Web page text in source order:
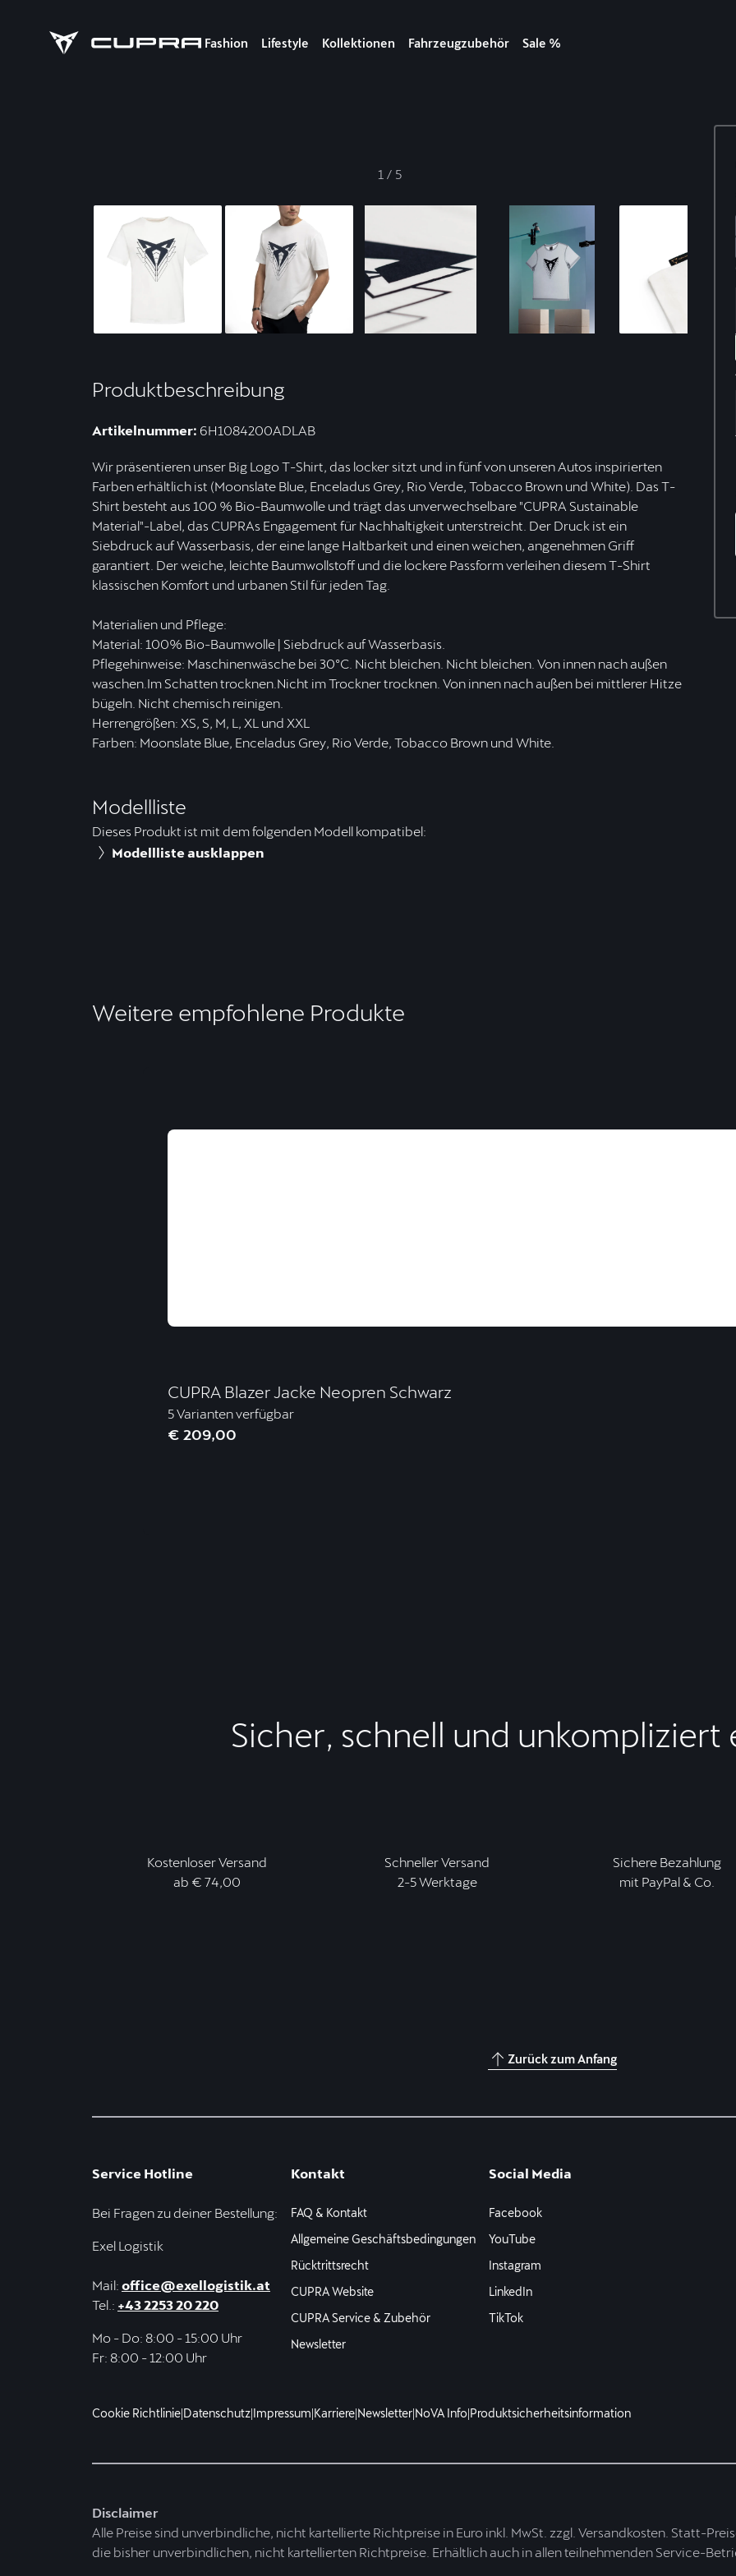
Fashion Lifestyle Kollektionen Fahrzeugzubehör Sale %
1 / 5
Produktbeschreibung
Artikelnummer: 6H1084200ADLAB
Wir präsentieren unser Big Logo T-Shirt, das locker sitzt und in fünf von unseren Autos inspirierten
Farben erhältlich ist (Moonslate Blue, Enceladus Grey, Rio Verde, Tobacco Brown und White). Das T-
Shirt besteht aus 100 % Bio-Baumwolle und trägt das unverwechselbare "CUPRA Sustainable
Material"-Label, das CUPRAs Engagement für Nachhaltigkeit unterstreicht. Der Druck ist ein
Siebdruck auf Wasserbasis, der eine lange Haltbarkeit und einen weichen, angenehmen Griff
garantiert. Der weiche, leichte Baumwollstoff und die lockere Passform verleihen diesem T-Shirt
klassischen Komfort und urbanen Stil für jeden Tag.
Materialien und Pflege:
Material: 100% Bio-Baumwolle | Siebdruck auf Wasserbasis.
Pflegehinweise: Maschinenwäsche bei 30ºC. Nicht bleichen. Nicht bleichen. Von innen nach außen
waschen.Im Schatten trocknen.Nicht im Trockner trocknen. Von innen nach außen bei mittlerer Hitze
bügeln. Nicht chemisch reinigen.
Herrengrößen: XS, S, M, L, XL und XXL
Farben: Moonslate Blue, Enceladus Grey, Rio Verde, Tobacco Brown und White.
Modellliste
Dieses Produkt ist mit dem folgenden Modell kompatibel:
Modellliste ausklappen
Weitere empfohlene Produkte
CUPRA Blazer Jacke Neopren Schwarz
5 Varianten verfügbar
€ 209,00
Sicher, schnell und unkompliziert
Kostenloser Versand
ab € 74,00
Schneller Versand
2-5 Werktage
Sichere Bezahlung
mit PayPal & Co.
Zurück zum Anfang
Service Hotline
Bei Fragen zu deiner Bestellung:
Exel Logistik
Mail: office@exellogistik.at
Tel.: +43 2253 20 220
Mo - Do: 8:00 - 15:00 Uhr
Fr: 8:00 - 12:00 Uhr
Kontakt
FAQ & Kontakt
Allgemeine Geschäftsbedingungen
Rücktrittsrecht
CUPRA Website
CUPRA Service & Zubehör
Newsletter
Social Media
Facebook
YouTube
Instagram
LinkedIn
TikTok
Cookie Richtlinie|Datenschutz|Impressum|Karriere|Newsletter|NoVA Info|Produktsicherheitsinformation
Disclaimer
Alle Preise sind unverbindliche, nicht kartellierte Richtpreise in Euro inkl. MwSt. zzgl. Versandkosten. Statt-
die bisher unverbindlichen, nicht kartellierten Richtpreise. Erhältlich auch in allen teilnehmenden Service-